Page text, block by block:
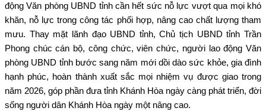
động Văn phòng UBND tỉnh cần hết sức nỗ lực vượt qua mọi khó
khăn, nỗ lực trong công tác phối hợp, nâng cao chất lượng tham
mưu. Thay mặt lãnh đạo UBND tỉnh, Chủ tịch UBND tỉnh Trần
Phong chúc cán bộ, công chức, viên chức, người lao động Văn
phòng UBND tỉnh bước sang năm mới dồi dào sức khỏe, gia đình
hạnh phúc, hoàn thành xuất sắc mọi nhiệm vụ được giao trong
năm 2026, góp phần đưa tỉnh Khánh Hòa ngày càng phát triển, đời
sống người dân Khánh Hòa ngày một nâng cao.